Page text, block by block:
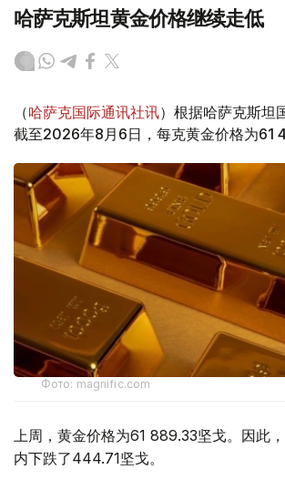
哈萨克斯坦黄金价格继续走低
（哈萨克国际通讯社讯）根据哈萨克斯坦
截至2026年8月6日，每克黄金价格为61
Фото: magnific.com
上周，黄金价格为61 889.33坚戈。因此
内下跌了444.71坚戈。